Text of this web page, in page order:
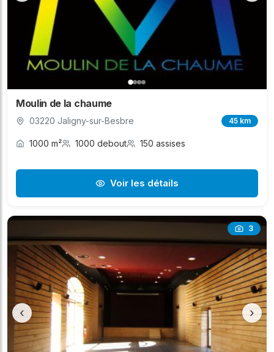
Moulin de la chaume
03220 Jaligny-sur-Besbre 45 km
1000 m² 1000 debout 150 assises
Voir les détails
3
‹ ›